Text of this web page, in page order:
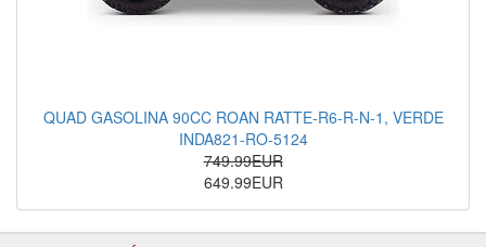
QUAD GASOLINA 90CC ROAN RATTE-R6-R-N-1, VERDE
INDA821-RO-5124
749.99EUR
649.99EUR